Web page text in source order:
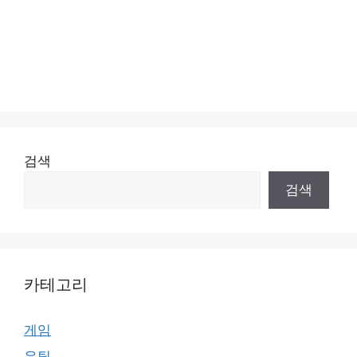
검색
검색
카테고리
게임